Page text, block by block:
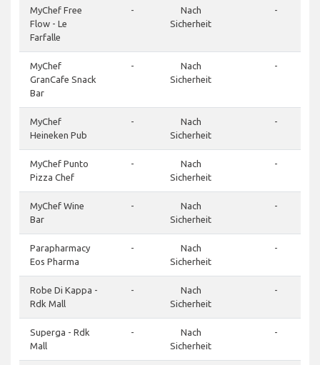
MyChef Free
Flow - Le
Farfalle
-
Nach
Sicherheit
-
MyChef
GranCafe Snack
Bar
-
Nach
Sicherheit
-
MyChef
Heineken Pub
-
Nach
Sicherheit
-
MyChef Punto
Pizza Chef
-
Nach
Sicherheit
-
MyChef Wine
Bar
-
Nach
Sicherheit
-
Parapharmacy
Eos Pharma
-
Nach
Sicherheit
-
Robe Di Kappa -
Rdk Mall
-
Nach
Sicherheit
-
Superga - Rdk
Mall
-
Nach
Sicherheit
-